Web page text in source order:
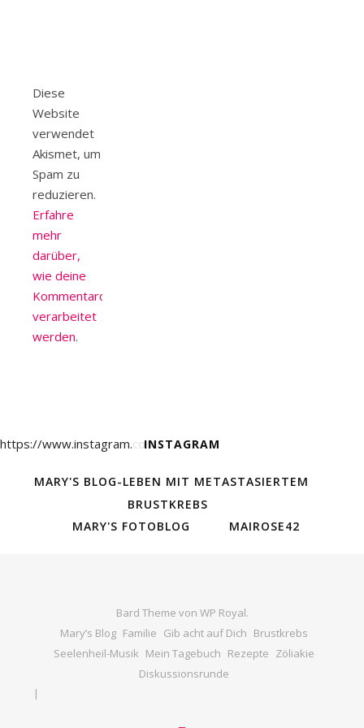
Diese
Website
verwendet
Akismet, um
Spam zu
reduzieren.
Erfahre
mehr
darüber,
wie deine
Kommentardaten
verarbeitet
werden.
INSTAGRAM
https://www.instagram.com/
MARY'S BLOG-LEBEN MIT METASTASIERTEM
BRUSTKREBS
MARY'S FOTOBLOG
MAIROSE42
Bard Theme von WP Royal.
Mary’s Blog Familie Gib acht auf Dich Brustkrebs
Seelenheil-Musik Mein Tagebuch Rezepte Zöliakie
Diskussionsrunde